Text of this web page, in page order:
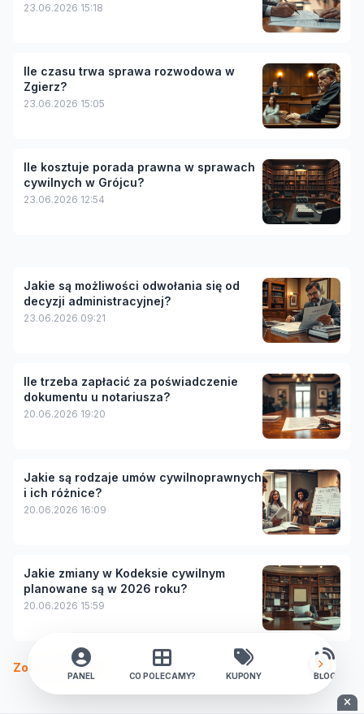
23.06.2026 15:18
Ile czasu trwa sprawa rozwodowa w
Zgierz?
23.06.2026 15:05
Ile kosztuje porada prawna w sprawach
cywilnych w Grójcu?
23.06.2026 12:54
Jakie są możliwości odwołania się od
decyzji administracyjnej?
23.06.2026 09:21
Ile trzeba zapłacić za poświadczenie
dokumentu u notariusza?
20.06.2026 19:20
Jakie są rodzaje umów cywilnoprawnych
i ich różnice?
20.06.2026 16:09
Jakie zmiany w Kodeksie cywilnym
planowane są w 2026 roku?
20.06.2026 15:59
Zobacz więcej
PANEL CO POLECAMY? KUPONY BLOG